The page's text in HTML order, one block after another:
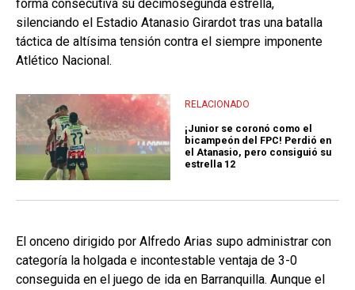
forma consecutiva su decimosegunda estrella,
silenciando el Estadio Atanasio Girardot tras una batalla
táctica de altísima tensión contra el siempre imponente
Atlético Nacional.
RELACIONADO
¡Junior se coronó como el
bicampeón del FPC! Perdió en
el Atanasio, pero consiguió su
estrella 12
El onceno dirigido por Alfredo Arias supo administrar con
categoría la holgada e incontestable ventaja de 3-0
conseguida en el juego de ida en Barranquilla. Aunque el